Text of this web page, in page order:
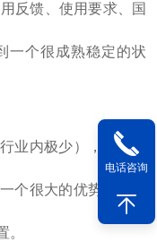
反馈、使用要求、国
一个很成熟稳定的状
业内极少），在对以
个很大的优势，保证
。
电话咨询